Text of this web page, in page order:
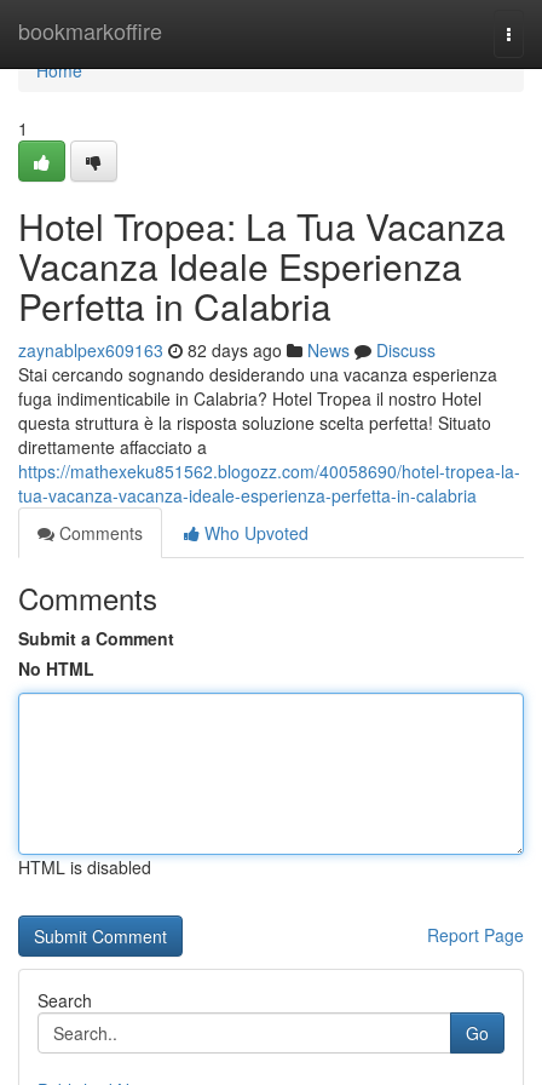
bookmarkoffire
Home
Home
1
Hotel Tropea: La Tua Vacanza
Vacanza Ideale Esperienza
Perfetta in Calabria
zaynablpex609163 82 days ago News
Discuss
Stai cercando sognando desiderando una vacanza esperienza
fuga indimenticabile in Calabria? Hotel Tropea il nostro Hotel
questa struttura è la risposta soluzione scelta perfetta! Situato
direttamente affacciato a
https://mathexeku851562.blogozz.com/40058690/hotel-tropea-la-
tua-vacanza-vacanza-ideale-esperienza-perfetta-in-calabria
Comments
Who Upvoted
Comments
Submit a Comment
No HTML
HTML is disabled
Report Page
Search
Go